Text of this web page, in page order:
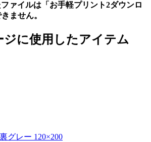
ァイルは「お手軽プリント2ダウンロ
ません。
ジに使用したアイテム
グレー 120×200